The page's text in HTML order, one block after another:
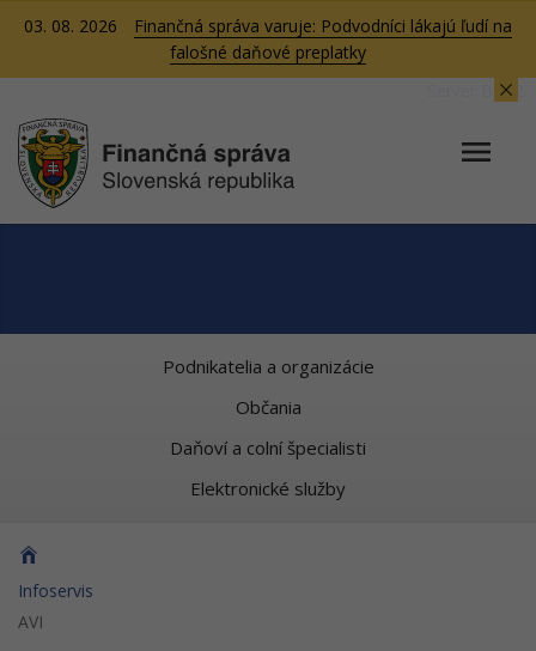
03. 08. 2026
Finančná správa varuje: Podvodníci lákajú ľudí na
falošné daňové preplatky
Server BB02
Podnikatelia a organizácie
Občania
Daňoví a colní špecialisti
Elektronické služby
Infoservis
AVI